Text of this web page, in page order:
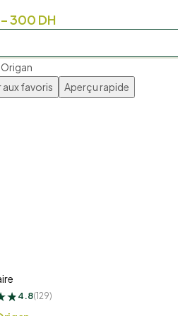
–300 DH
favoris Aperçu rapide
★
★4.8(129)